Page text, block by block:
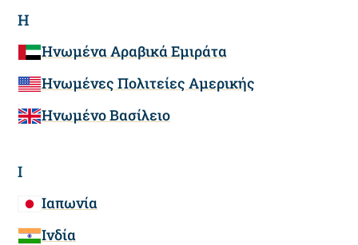
Η
Ηνωμένα Αραβικά Εμιράτα
Ηνωμένες Πολιτείες Αμερικής
Ηνωμένο Βασίλειο
Ι
Ιαπωνία
Ινδία